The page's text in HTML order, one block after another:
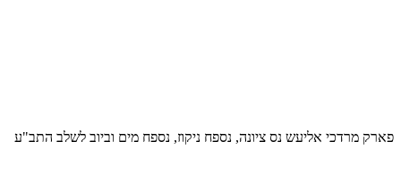
פארק מרדכי אליעש נס ציונה, נספח ניקוז, נספח מים וביוב לשלב התב"ע